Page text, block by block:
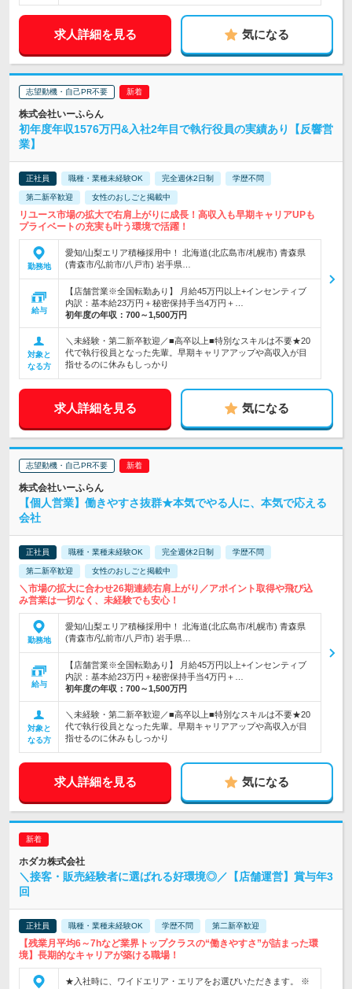
求人詳細を見る 気になる
志望動機・自己PR不要
株式会社いーふらん
初年度年収1576万円&入社2年目で執行役員の実績あり【反響営
業】
正社員 職種・業種未経験OK 完全週休2日制 学歴不問
第二新卒歓迎 女性のおしごと掲載中
リユース市場の拡大で右肩上がりに成長！高収入も早期キャリアUPも
プライベートの充実も叶う環境で活躍！
勤務地
愛知/山梨エリア積極採用中！ 北海道(北広島市/札幌市) 青森県
(青森市/弘前市/八戸市) 岩手県…
給与
【店舗営業※全国転勤あり】 月給45万円以上+インセンティブ
内訳：基本給23万円＋秘密保持手当4万円＋…
初年度の年収： 700～1,500万円
対象と
なる方
＼未経験・第二新卒歓迎／■高卒以上■特別なスキルは不要★20
代で執行役員となった先輩。早期キャリアアップや高収入が目
指せるのに休みもしっかり
求人詳細を見る 気になる
志望動機・自己PR不要
株式会社いーふらん
【個人営業】働きやすさ抜群★本気でやる人に、本気で応える
会社
正社員 職種・業種未経験OK 完全週休2日制 学歴不問
第二新卒歓迎 女性のおしごと掲載中
＼市場の拡大に合わせ26期連続右肩上がり／アポイント取得や飛び込
み営業は一切なく、未経験でも安心！
勤務地
愛知/山梨エリア積極採用中！ 北海道(北広島市/札幌市) 青森県
(青森市/弘前市/八戸市) 岩手県…
給与
【店舗営業※全国転勤あり】 月給45万円以上+インセンティブ
内訳：基本給23万円＋秘密保持手当4万円＋…
初年度の年収： 700～1,500万円
対象と
なる方
＼未経験・第二新卒歓迎／■高卒以上■特別なスキルは不要★20
代で執行役員となった先輩。早期キャリアアップや高収入が目
指せるのに休みもしっかり
求人詳細を見る 気になる
ホダカ株式会社
＼接客・販売経験者に選ばれる好環境◎／【店舗運営】賞与年3
回
正社員 職種・業種未経験OK 学歴不問 第二新卒歓迎
【残業月平均6～7hなど業界トップクラスの“働きやすさ”が詰まった環
境】長期的なキャリアが築ける職場！
★入社時に、ワイドエリア・エリアをお選びいただきます。 ※